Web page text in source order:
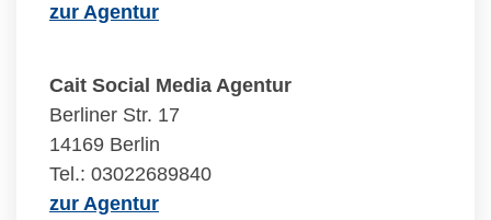
zur Agentur
Cait Social Media Agentur
Berliner Str. 17
14169 Berlin
Tel.: 03022689840
zur Agentur